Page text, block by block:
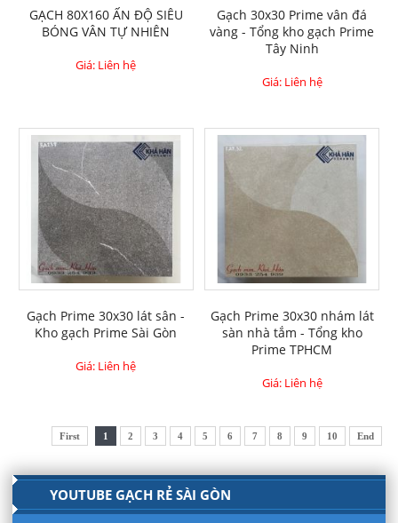
GẠCH 80X160 ẤN ĐỘ SIÊU
BÓNG VÂN TỰ NHIÊN
Giá: Liên hệ
Gạch 30x30 Prime vân đá
vàng - Tổng kho gạch Prime
Tây Ninh
Giá: Liên hệ
Gạch Prime 30x30 lát sân -
Kho gạch Prime Sài Gòn
Giá: Liên hệ
Gạch Prime 30x30 nhám lát
sàn nhà tắm - Tổng kho
Prime TPHCM
Giá: Liên hệ
First 1 2 3 4 5 6 7 8 9 10 End
YOUTUBE GẠCH RẺ SÀI GÒN